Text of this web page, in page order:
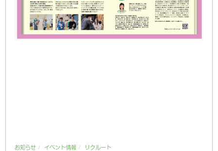
お知らせ / イベント情報 / リクルート